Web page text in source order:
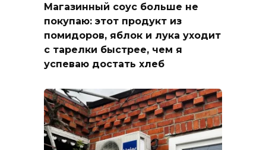
Магазинный соус больше не
покупаю: этот продукт из
помидоров, яблок и лука уходит
с тарелки быстрее, чем я
успеваю достать хлеб